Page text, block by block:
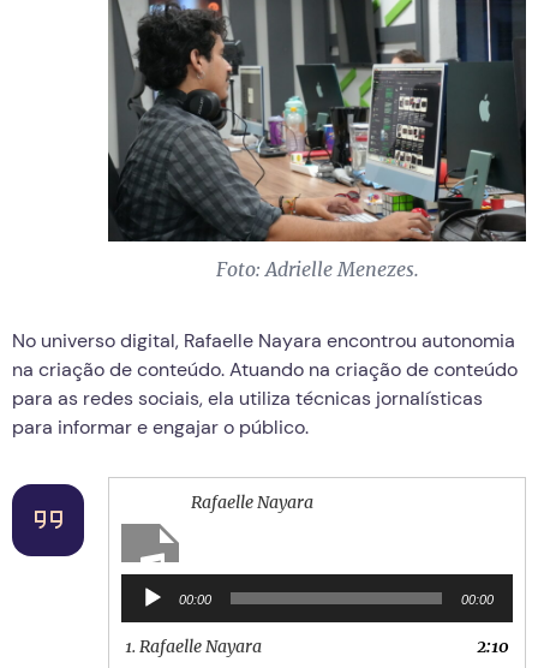
Foto: Adrielle Menezes.
No universo digital, Rafaelle Nayara encontrou autonomia
na criação de conteúdo. Atuando na criação de conteúdo
para as redes sociais, ela utiliza técnicas jornalísticas
para informar e engajar o público.
Rafaelle Nayara
Tocador
áudio
00:00 00:00
1. Rafaelle Nayara 2:10